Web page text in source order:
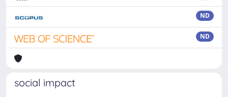
ND
ND
social impact